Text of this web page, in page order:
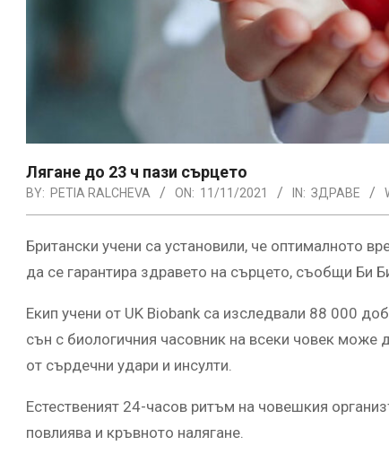
Лягане до 23 ч пази сърцето
BY: PETIA RALCHEVA ON: 11/11/2021 IN: ЗДРАВЕ
Британски учени са установили, че оптималното
да се гарантира здравето на сърцето, съобщи Би
Екип учени от UK Biobank са изследвали 88 000
сън с биологичния часовник на всеки човек може
от сърдечни удари и инсулти.
Естественият 24-часов ритъм на човешкия
повлиява и кръвното налягане.